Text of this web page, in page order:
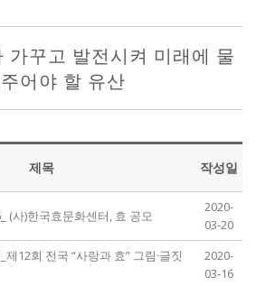
가꾸고 발전시켜 미래에 물
어야 할 유산
제목 작성일
(사)한국효문화센터, 효 공모
2020-
03-20
12회 전국 “사랑과 효” 그림·글짓
2020-
03-16